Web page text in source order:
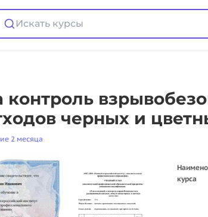
Искать курсы
контроль
черных и
2 месяца
курса